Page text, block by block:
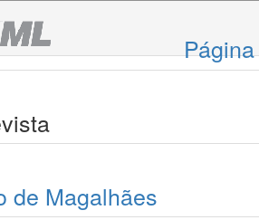
de Magalhães